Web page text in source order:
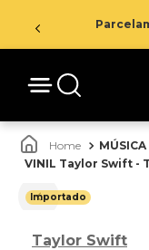
MÚSICA
VINIL Taylor Swift -
Importado
Taylor Swift